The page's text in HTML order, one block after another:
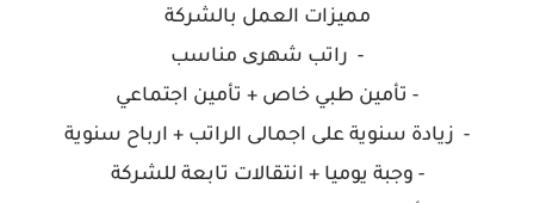
مميزات العمل بالشركة
- راتب شهری مناسب
- تأمين طبي خاص + تأمين اجتماعي
- زيادة سنوية على اجمالى الراتب + ارباح سنوية
- وجبة يوميا + انتقالات تابعة للشركة